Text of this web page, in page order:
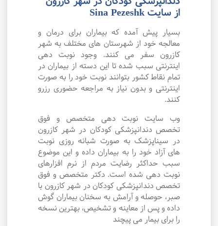
از سایت Sina Pezeshk
بسیار پیش آمده که بیماران برای درمان و
معالجه خود از شهرستان های مختلف به شهر
کازرون سفر می کنند. وجود نوبت دهی
اینترنتی سبب شده تا این دسته از بیماران در
تمام نقاط کشور بتوانند نوبت خود را به صورت
اینترنتی و بدون نیاز به مراجعه حضوری رزرو
کنند.
وب سایت نوبت دهی متخصص و فوق
تخصص دندانپزشکی کودکان در شهر کازرون
در سیناپزشک به صورت شبانه روزی نوبت
های آزاد خود را به بیماران داده و این موضوع
سبب حداکثر رضایت مردم از نرم افزارهای
نوبت دهی شده است. دکتر متخصص و فوق
تخصص دندانپزشکی کودکان در شهر کازرون با
صبر، حوصله و آرامش به سخنان بیماران گوش
داده و پس از معاینه و تشخیص، بهترین نسخه
را برای بیمار می پیچند